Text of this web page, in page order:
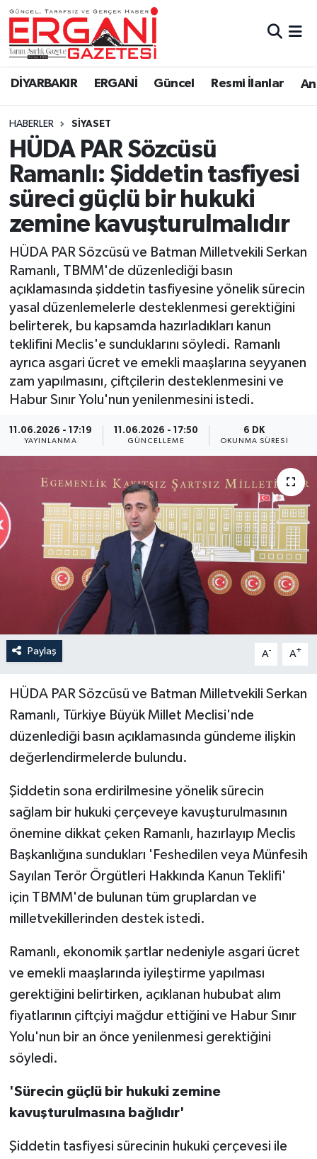
DİYARBAKIR ERGANİ Güncel Resmi İlanlar
HABERLER SİYASET
HÜDA PAR Sözcüsü
Ramanlı: Şiddetin tasfiyesi
süreci güçlü bir hukuki
zemine kavuşturulmalıdır
HÜDA PAR Sözcüsü ve Batman Milletvekili Serkan
Ramanlı, TBMM'de düzenlediği basın
açıklamasında şiddetin tasfiyesine yönelik sürecin
yasal düzenlemelerle desteklenmesi gerektiğini
belirterek, bu kapsamda hazırladıkları kanun
teklifini Meclis'e sunduklarını söyledi. Ramanlı
ayrıca asgari ücret ve emekli maaşlarına seyyanen
zam yapılmasını, çiftçilerin desteklenmesini ve
Habur Sınır Yolu'nun yenilenmesini istedi.
11.06.2026 - 17:19
YAYINLANMA
11.06.2026 - 17:50
GÜNCELLEME
6 DK
OKUNMA SÜRESI
Paylaş A- A+
HÜDA PAR Sözcüsü ve Batman Milletvekili Serkan
Ramanlı, Türkiye Büyük Millet Meclisi'nde
düzenlediği basın açıklamasında gündeme ilişkin
değerlendirmelerde bulundu.
Şiddetin sona erdirilmesine yönelik sürecin
sağlam bir hukuki çerçeveye kavuşturulmasının
önemine dikkat çeken Ramanlı, hazırlayıp Meclis
Başkanlığına sundukları 'Feshedilen veya Münfesih
Sayılan Terör Örgütleri Hakkında Kanun Teklifi'
için TBMM'de bulunan tüm gruplardan ve
milletvekillerinden destek istedi.
Ramanlı, ekonomik şartlar nedeniyle asgari ücret
ve emekli maaşlarında iyileştirme yapılması
gerektiğini belirtirken, açıklanan hububat alım
fiyatlarının çiftçiyi mağdur ettiğini ve Habur Sınır
Yolu'nun bir an önce yenilenmesi gerektiğini
söyledi.
'Sürecin güçlü bir hukuki zemine
kavuşturulmasına bağlıdır'
Şiddetin tasfiyesi sürecinin hukuki çerçevesi ile
DİYARBAKIR
BİSMİL
BAĞLAR
ERGANİ
Güncel
Resmi İlanlar
Sağlık
Si̇yaset
Spor
Yaşam
Anali̇z
Eği̇ti̇m
Ergani Nöbetçi Eczaneler
Ergani Hava Durumu
Ergani Trafik Yoğunluk Haritası
Süper Lig Puan Durumu ve Fikstür
Tüm Manşetler
Son Dakika Haberleri
Haber Arşivi